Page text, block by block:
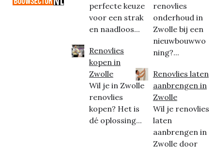
perfecte keuze
voor een strak
en naadloos...
Renovlies
kopen in
Zwolle
Wil je in Zwolle
renovlies
kopen? Het is
dé oplossing...
renovlies
onderhoud in
Zwolle bij een
nieuwbouwwo
ning?...
Renovlies laten
aanbrengen in
Zwolle
Wil je renovlies
laten
aanbrengen in
Zwolle door